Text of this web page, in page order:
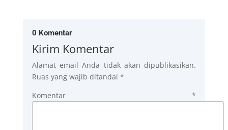
0 Komentar
Kirim Komentar
Alamat email Anda tidak akan dipublikasikan.
Ruas yang wajib ditandai *
Komentar*